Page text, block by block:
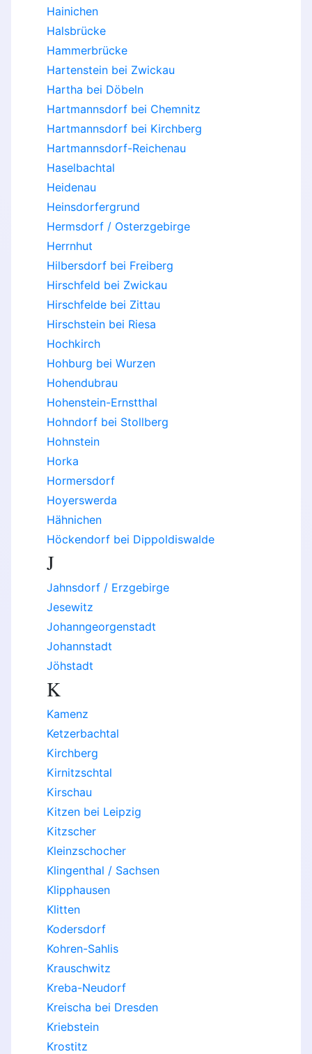
Hainichen
Halsbrücke
Hammerbrücke
Hartenstein bei Zwickau
Hartha bei Döbeln
Hartmannsdorf bei Chemnitz
Hartmannsdorf bei Kirchberg
Hartmannsdorf-Reichenau
Haselbachtal
Heidenau
Heinsdorfergrund
Hermsdorf / Osterzgebirge
Herrnhut
Hilbersdorf bei Freiberg
Hirschfeld bei Zwickau
Hirschfelde bei Zittau
Hirschstein bei Riesa
Hochkirch
Hohburg bei Wurzen
Hohendubrau
Hohenstein-Ernstthal
Hohndorf bei Stollberg
Hohnstein
Horka
Hormersdorf
Hoyerswerda
Hähnichen
Höckendorf bei Dippoldiswalde
J
Jahnsdorf / Erzgebirge
Jesewitz
Johanngeorgenstadt
Johannstadt
Jöhstadt
K
Kamenz
Ketzerbachtal
Kirchberg
Kirnitzschtal
Kirschau
Kitzen bei Leipzig
Kitzscher
Kleinzschocher
Klingenthal / Sachsen
Klipphausen
Klitten
Kodersdorf
Kohren-Sahlis
Krauschwitz
Kreba-Neudorf
Kreischa bei Dresden
Kriebstein
Krostitz